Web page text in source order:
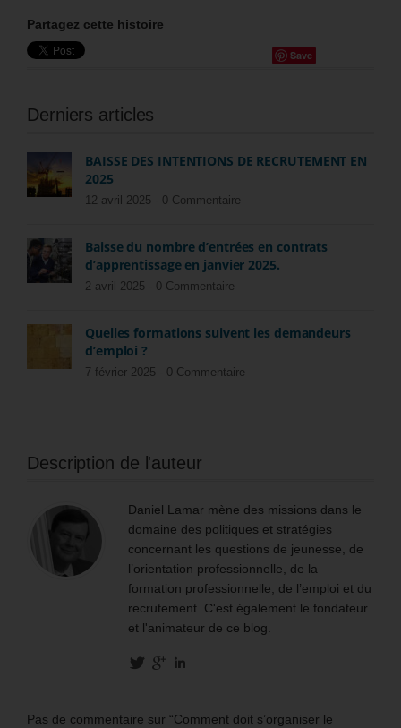
Partagez cette histoire
Save
Derniers articles
BAISSE DES INTENTIONS DE RECRUTEMENT EN
2025
12 avril 2025 - 0 Commentaire
Baisse du nombre d’entrées en contrats
d’apprentissage en janvier 2025.
2 avril 2025 - 0 Commentaire
Quelles formations suivent les demandeurs
d’emploi ?
7 février 2025 - 0 Commentaire
Description de l'auteur
Daniel Lamar mène des missions dans le
domaine des politiques et stratégies
concernant les questions de jeunesse, de
l’orientation professionnelle, de la
formation professionnelle, de l’emploi et du
recrutement. C'est également le fondateur
et l'animateur de ce blog.
Pas de commentaire sur “Comment doit s’organiser le